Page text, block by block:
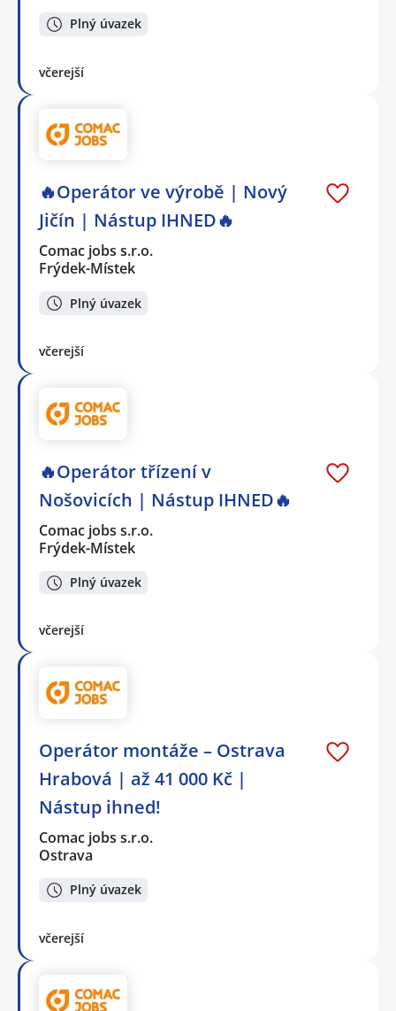
Plný úvazek
včerejší
🔥Operátor ve výrobě | Nový
Jičín | Nástup IHNED🔥
Comac jobs s.r.o.
Frýdek-Místek
Plný úvazek
včerejší
🔥Operátor třízení v
Nošovicích | Nástup IHNED🔥
Comac jobs s.r.o.
Frýdek-Místek
Plný úvazek
včerejší
Operátor montáže – Ostrava
Hrabová | až 41 000 Kč |
Nástup ihned!
Comac jobs s.r.o.
Ostrava
Plný úvazek
včerejší